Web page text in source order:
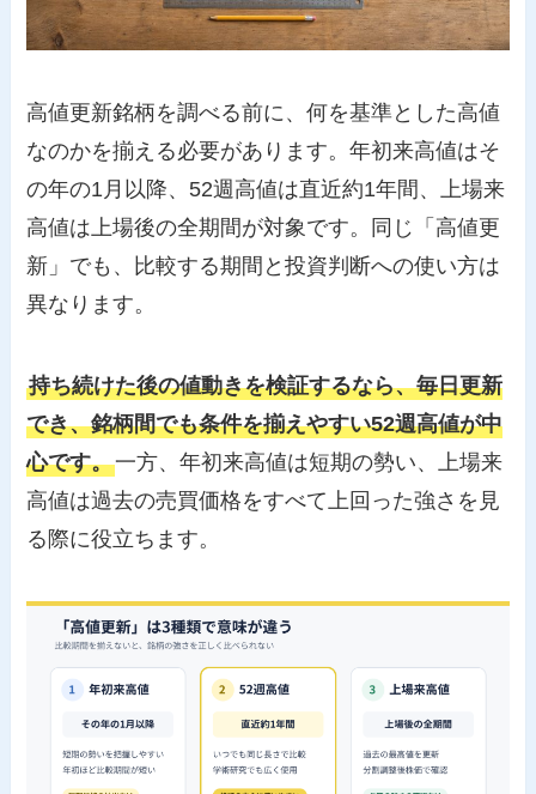
高値更新銘柄を調べる前に、何を基準とした高値
なのかを揃える必要があります。年初来高値はそ
の年の1月以降、52週高値は直近約1年間、上場来
高値は上場後の全期間が対象です。同じ「高値更
新」でも、比較する期間と投資判断への使い方は
異なります。
持ち続けた後の値動きを検証するなら、毎日更新
でき、銘柄間でも条件を揃えやすい52週高値が中
心です。一方、年初来高値は短期の勢い、上場来
高値は過去の売買価格をすべて上回った強さを見
る際に役立ちます。